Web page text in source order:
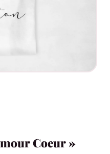
Coeur »